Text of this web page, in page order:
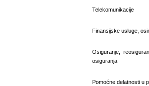
Telekomunikacije
Finansijske usluge,
Osiguranje,
osiguranja
Pomoćne delatnosti u